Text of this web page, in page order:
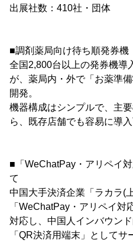
出展社数：410社・団体
■調剤薬局向け待ち順発券機
全国2,800台以上の発券機導
が、薬局内・外で「お薬準
開発。
機器構成はシンプルで、主
ら、既存店舗でも容易に導入
■「WeChatPay・アリペイ
て
中国大手決済企業「ラカラ(
「WeChatPay・アリペイ
対応し、中国人インバウン
「QR決済用端末」として